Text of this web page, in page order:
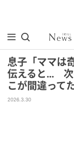
息子「ママは
伝えると… 次
こが間違って
2026.3.30